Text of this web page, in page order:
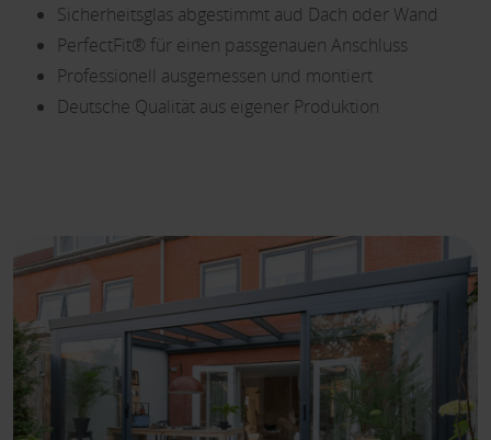
Sicherheitsglas abgestimmt aud Dach oder Wand
PerfectFit® für einen passgenauen Anschluss
Professionell ausgemessen und montiert
Deutsche Qualität aus eigener Produktion